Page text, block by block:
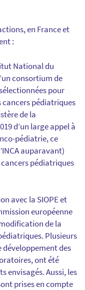
en France et
:
National du
consortium de
pour
cancers pédiatriques
de la
d’un large appel à
pédiatrie, ce
auparavant)
pédiatriques
avec la SIOPE et
européenne
de la
Plusieurs
développement des
ont été
envisagés. Aussi, les
prises en compte